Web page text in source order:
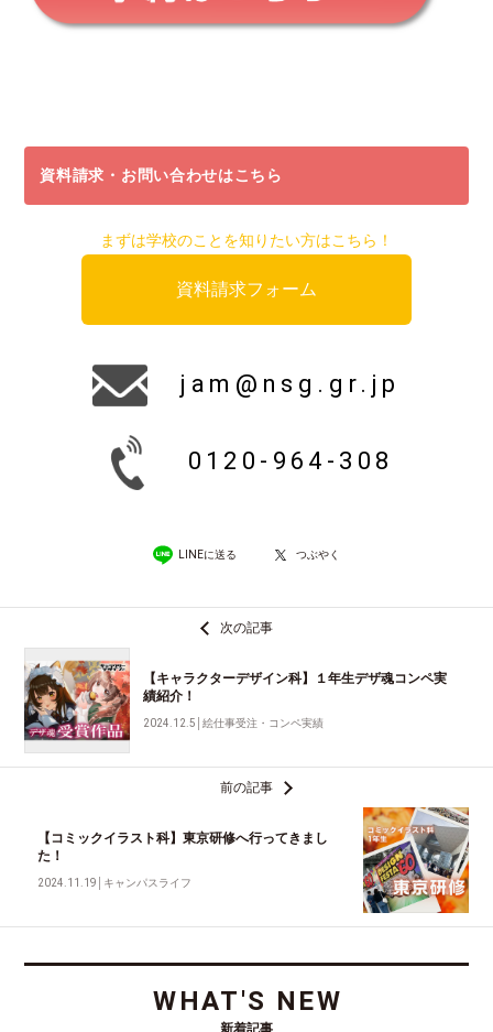
資料請求・お問い合わせはこちら
まずは学校のことを知りたい方はこちら！
資料請求フォーム
jam@nsg.gr.jp
0120-964-308
LINEに送る つぶやく
次の記事
【キャラクターデザイン科】１年生デザ魂コンペ実
績紹介！
2024.12.5 │絵仕事受注・コンペ実績
前の記事
【コミックイラスト科】東京研修へ行ってきまし
た！
2024.11.19 キャンパスライフ
WHAT'S NEW